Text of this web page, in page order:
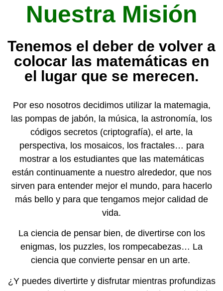
Nuestra Misión
Tenemos el deber de volver a
colocar las matemáticas en
el lugar que se merecen.
Por eso nosotros decidimos utilizar la matemagia,
las pompas de jabón, la música, la astronomía, los
códigos secretos (criptografía), el arte, la
perspectiva, los mosaicos, los fractales… para
mostrar a los estudiantes que las matemáticas
están continuamente a nuestro alrededor, que nos
sirven para entender mejor el mundo, para hacerlo
más bello y para que tengamos mejor calidad de
vida.
La ciencia de pensar bien, de divertirse con los
enigmas, los puzzles, los rompecabezas… La
ciencia que convierte pensar en un arte.
¿Y puedes divertirte y disfrutar mientras profundizas